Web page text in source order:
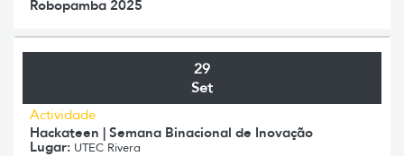
Robopamba 2025
29
Set
Actividade
Hackateen | Semana Binacional de Inovação
Lugar: UTEC Rivera